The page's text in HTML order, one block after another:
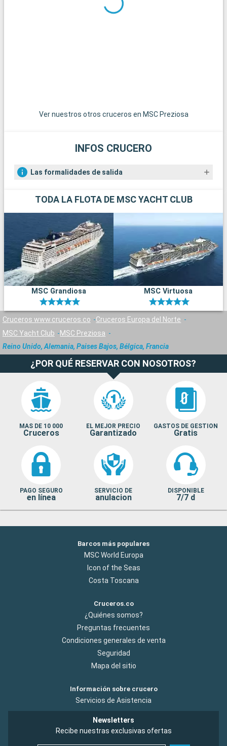
Qué visitar en los alrededores
famosas regatas. Por último, los aficionados a la historia
Ver nuestros otros cruceros en MSC Preziosa
INFOS CRUCERO
Las formalidades de salida
TODA LA FLOTA DE MSC YACHT CLUB
MSC Grandiosa MSC Virtuosa
Cruceros www.cruceros.co
Cruceros Europa del Norte
MSC Yacht Club
MSC Preziosa
Reino Unido, Alemania, Paises Bajos, Bélgica, Francia
¿POR QUÉ RESERVAR CON NOSOTROS?
MAS DE 10 000
Cruceros
EL MEJOR PRECIO
Garantizado
GASTOS DE GESTION
Gratis
PAGO SEGURO
en línea
SERVICIO DE
anulacion
DISPONIBLE
7/7 d
Barcos más populares
MSC World Europa
Icon of the Seas
Costa Toscana
Cruceros.co
¿Quiénes somos?
Preguntas frecuentes
Condiciones generales de venta
Seguridad
Mapa del sitio
Información sobre crucero
Servicios de Asistencia
Newsletters
Recibe nuestras exclusivas ofertas